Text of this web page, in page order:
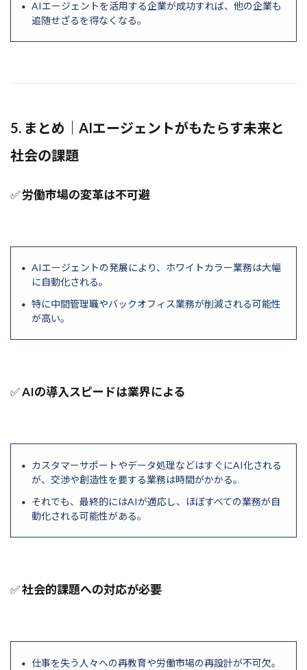
AIエージェントを活用する企業が成功すれば、他の企業も
追随せざるを得なくなる。
5. まとめ｜AIエージェントがもたらす未来と
社会の課題
✅労働市場の変革は不可避
AIエージェントの発展により、ホワイトカラー業務は大幅
に自動化される。
特に中間管理職やバックオフィス業務が削減される可能性
が高い。
✅AIの導入スピードは業界による
カスタマーサポートやデータ処理などはすぐにAI化される
が、交渉や創造性を要する業務は時間がかかる。
それでも、最終的にはAIが適応し、ほぼすべての業務が自
動化される可能性がある。
✅社会的課題への対応が必要
仕事を失う人々への再教育や労働市場の再設計が不可欠。